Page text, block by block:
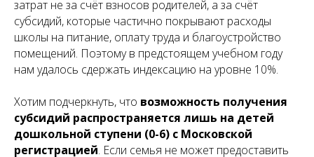
затрат не за счёт взносов родителей, а за счёт
субсидий, которые частично покрывают расходы
школы на питание, оплату труда и благоустройство
помещений. Поэтому в предстоящем учебном году
нам удалось сдержать индексацию на уровне 10%.
Хотим подчеркнуть, что возможность получения
субсидий распространяется лишь на детей
дошкольной ступени (0-6) с Московской
регистрацией. Если семья не может предоставить